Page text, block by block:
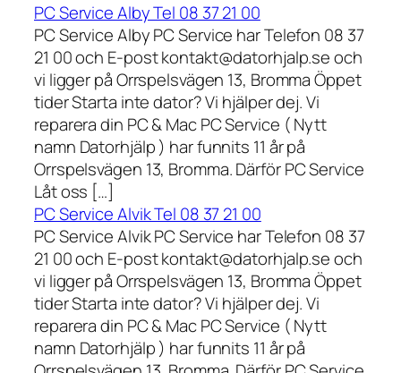
PC Service Alby Tel 08 37 21 00
PC Service Alby PC Service har Telefon 08 37
21 00 och E-post kontakt@datorhjalp.se och
vi ligger på Orrspelsvägen 13, Bromma Öppet
tider Starta inte dator? Vi hjälper dej. Vi
reparera din PC & Mac PC Service ( Nytt
namn Datorhjälp ) har funnits 11 år på
Orrspelsvägen 13, Bromma. Därför PC Service
Låt oss […]
PC Service Alvik Tel 08 37 21 00
PC Service Alvik PC Service har Telefon 08 37
21 00 och E-post kontakt@datorhjalp.se och
vi ligger på Orrspelsvägen 13, Bromma Öppet
tider Starta inte dator? Vi hjälper dej. Vi
reparera din PC & Mac PC Service ( Nytt
namn Datorhjälp ) har funnits 11 år på